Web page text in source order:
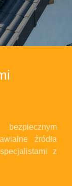
źródła
z